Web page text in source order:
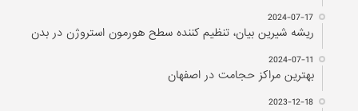
2024-07-17
ریشه شیرین بیان، تنظیم کننده سطح هورمون استروژن در بدن
2024-07-11
بهترین مراکز حجامت در اصفهان
2023-12-18